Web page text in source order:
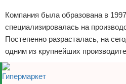
Компания была образована в
специализировалась на
Постепенно разрасталась, на
одним из крупнейших